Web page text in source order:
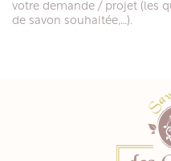
votre demande / projet (les
de savon souhaitée,…).